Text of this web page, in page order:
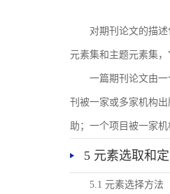
对期刊论文的描
元素集和主题元素集
一篇期刊论文由
刊被一家或多家机构
助；一个项目被一家
5 元素选取和
5.1 元素选择方法